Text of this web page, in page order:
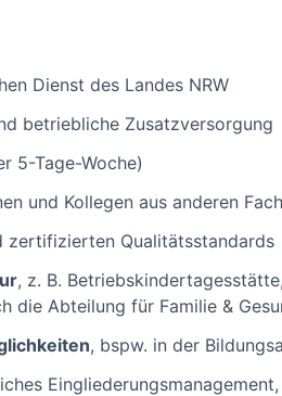
Dienst des Landes NRW
betriebliche Zusatzversorgung
5-Tage-Woche)
und Kollegen aus anderen
zertifizierten Qualitätsstandards
, z. B.
die Abteilung für Familie &
, bspw. in der